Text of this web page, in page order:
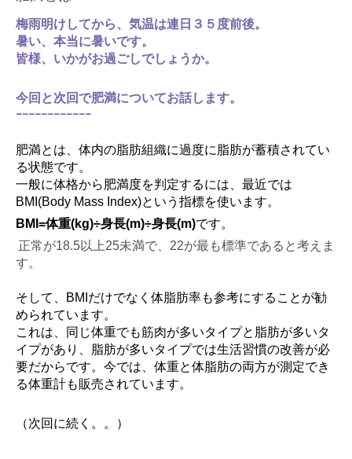
梅雨明けしてから、気温は連日３５度前後。
暑い、本当に暑いです。
皆様、いかがお過ごしでしょうか。
今回と次回で肥満についてお話します。
ｰｰｰｰｰｰｰｰｰｰｰｰ
肥満とは、体内の脂肪組織に過度に脂肪が蓄積されてい
る状態です。
一般に体格から肥満度を判定するには、最近では
BMI(Body Mass Index)という指標を使います。
BMI=体重(kg)÷身長(m)÷身長(m)です。
正常が18.5以上25未満で、22が最も標準であると考えま
す。
そして、BMIだけでなく体脂肪率も参考にすることが勧
められています。
これは、同じ体重でも筋肉が多いタイプと脂肪が多いタ
イプがあり、脂肪が多いタイプでは生活習慣の改善が必
要だからです。今では、体重と体脂肪の両方が測定でき
る体重計も販売されています。
（次回に続く。。）